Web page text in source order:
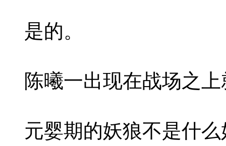
是的。
陈曦一出现在战场之上
元婴期的妖狼不是什么